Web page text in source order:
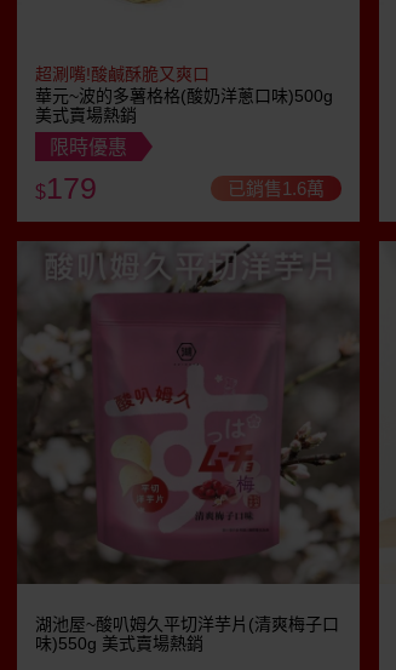
超涮嘴!酸鹹酥脆又爽口
華元~波的多薯格格(酸奶洋蔥口味)500g
美式賣場熱銷
限時優惠
$179 已銷售1.6萬
湖池屋~酸叭姆久平切洋芋片(清爽梅子口
味)550g 美式賣場熱銷